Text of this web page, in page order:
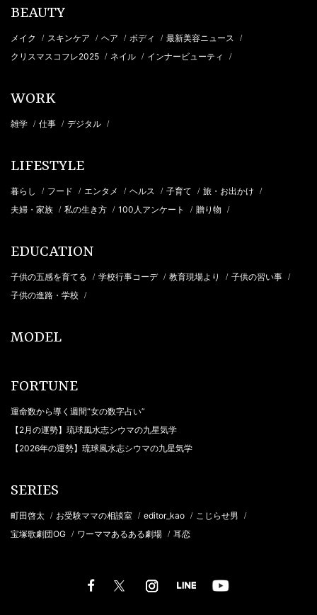
BEAUTY
メイク / スキンケア / ヘア / ボディ / 最新美容ニュース /
クリスマスコフレ2025 / ネイル / インナービューティ /
WORK
雑学 / 仕事 / デジタル /
LIFESTYLE
暮らし / フード / エンタメ / ヘルス / 子育て / 旅・お出かけ /
夫婦・家族 / 私の生き方 / 100人アンケート / 贈り物 /
EDUCATION
子供の五感を育てる / 学校行事コーデ / 教育現場より / 子供の習い事 /
子供の進路・学校 /
MODEL
FORTUNE
運命数から導く週間“女の数字占い”
【2月の運勢】琉球風水志シウマの九星気学
【2026年の運勢】琉球風水志シウマの九星気学
SERIES
町田啓太 / お受験ママの相談室 / editor_kao / こじらせ男 /
宝塚歌劇団OG / ワーママあるある劇場 / 耳恋